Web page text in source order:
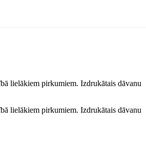
lielākiem pirkumiem. Izdrukātais dāvanu
lielākiem pirkumiem. Izdrukātais dāvanu